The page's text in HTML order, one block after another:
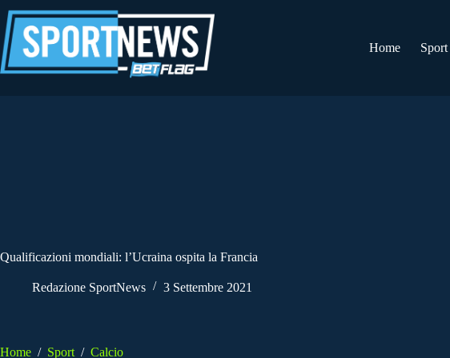
al
contenuto
Home
Sport
Qualificazioni mondiali: l’Ucraina ospita la Francia
Redazione SportNews 3 Settembre 2021
Home / Sport / Calcio